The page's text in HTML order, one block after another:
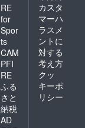
RE
for
Spor
ts
CAM
PFI
RE
ふる
さと
納税
AD
カスタ
マーハ
ラスメ
ントに
対する
考え方
クッ
キーポ
リシー